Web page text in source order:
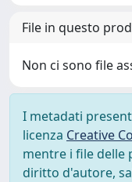
File in questo
Non ci sono file
I metadati
licenza Creative
mentre i file delle
diritto d'autore,